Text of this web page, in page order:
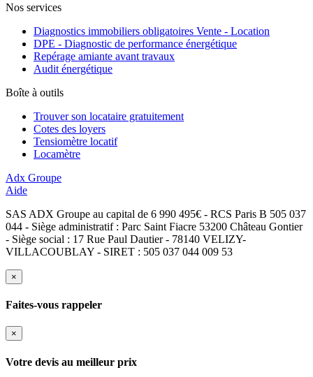
Nos services
Diagnostics immobiliers obligatoires Vente - Location
DPE - Diagnostic de performance énergétique
Repérage amiante avant travaux
Audit énergétique
Boîte à outils
Trouver son locataire gratuitement
Cotes des loyers
Tensiomètre locatif
Locamètre
Adx Groupe
Aide
SAS ADX Groupe au capital de 6 990 495€ - RCS Paris B 505 037
044 - Siège administratif : Parc Saint Fiacre 53200 Château Gontier
- Siège social : 17 Rue Paul Dautier - 78140 VELIZY-
VILLACOUBLAY - SIRET : 505 037 044 009 53
×
Faites-vous rappeler
×
Votre devis au meilleur prix